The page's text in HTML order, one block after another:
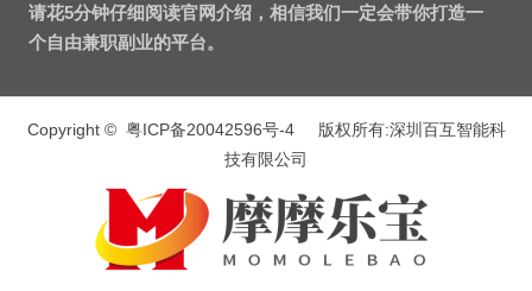
请花5分钟仔细阅读官网介绍，相信我们一定会带你打造一
个自由兼职副业的平台。
Copyright © 粤ICP备20042596号-4版权所有:深圳百互智能科
技有限公司